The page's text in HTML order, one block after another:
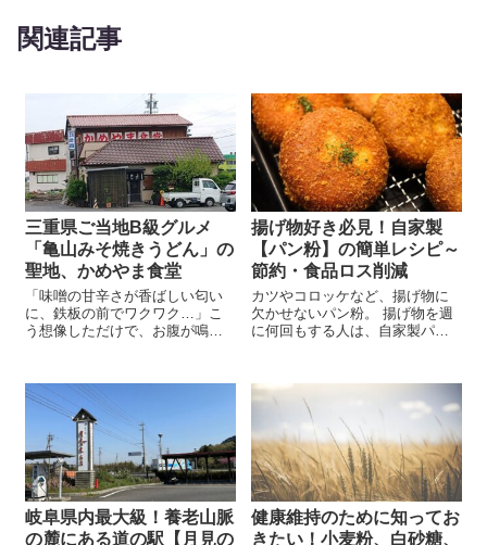
関連記事
三重県ご当地B級グルメ
「亀山みそ焼きうどん」の
聖地、かめやま食堂
「味噌の甘辛さが香ばしい匂い
に、鉄板の前でワクワク…」こ
う想像しただけで、お腹が鳴り
わえる名店、それが かめやま食
堂。自分で“育てる”ように焼くス
タイルで、一度食べたらクセに
なるその...
揚げ物好き必見！自家製
【パン粉】の簡単レシピ～
節約・食品ロス削減
カツやコロッケなど、揚げ物に
欠かせないパン粉。 揚げ物を週
に何回もする人は、自家製パン
や余ったパンを使ってかんたん
に作れてコスパが良いからで
す。 あおちゃ...
岐阜県内最大級！養老山脈
の麓にある道の駅【月見の
健康維持のために知ってお
きたい！小麦粉、白砂糖、